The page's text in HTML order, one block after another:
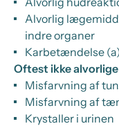
Alvorlig
indre organer
Karbetændelse
Oftest ikke
Misfarvning af
Misfarvning af
Krystaller i urinen